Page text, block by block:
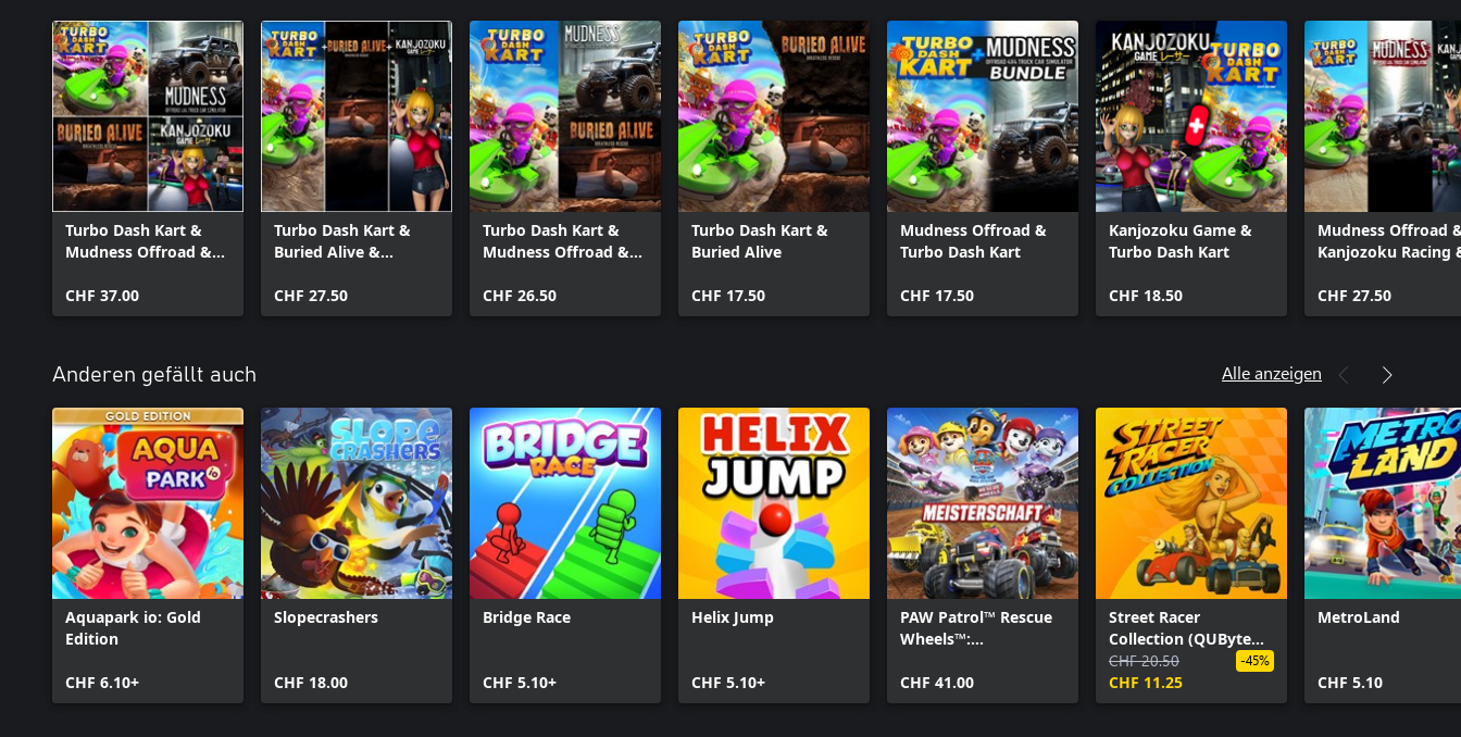
Turbo Dash Kart &
Mudness Offroad &
Kanjozoku Game
CHF 37.00
Turbo Dash Kart &
Buried Alive &
CHF 27.50
Turbo Dash Kart &
Mudness Offroad &
CHF 26.50
Turbo Dash Kart &
Buried Alive
CHF 17.50
Mudness Offroad &
Turbo Dash Kart
CHF 17.50
Kanjozoku Game &
Turbo Dash Kart
CHF 18.50
Mudness Offroad
Kanjozoku Racing
Bundle
CHF 27.50
Anderen gefällt auch Alle anzeigen
Aquapark io: Gold
Edition
CHF 6.10+
Slopecrashers
CHF 18.00
Bridge Race
CHF 5.10+
Helix Jump
CHF 5.10+
PAW Patrol™ Rescue
Wheels™:
CHF 41.00
Street Racer
Collection (QUByte
Classics)
CHF 20.50
CHF 11.25
-45%
MetroLand
CHF 5.10